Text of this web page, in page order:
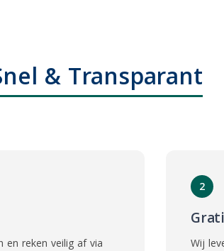
& Transparant
en reken veilig af via
2
Wij